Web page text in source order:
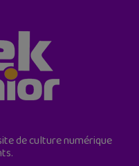
de culture numérique